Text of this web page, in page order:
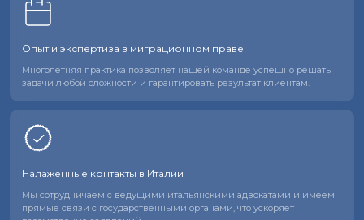
Опыт и экспертиза в миграционном праве
Многолетняя практика позволяет нашей команде успешно решать
задачи любой сложности и гарантировать результат клиентам.
Налаженные контакты в Италии
Мы сотрудничаем с ведущими итальянскими адвокатами и имеем
прямые связи с государственными органами, что ускоряет